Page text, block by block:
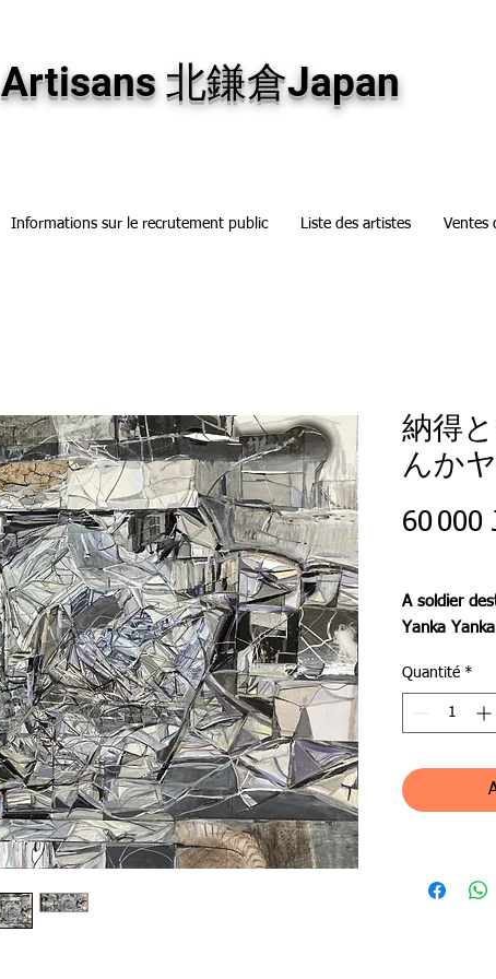
Artisans 北鎌倉Japan
Informations sur le recrutement public Liste des artistes Ventes
納得
んか
60 000
A soldier
Yanka Yanka
具象画と抽
Between
●作家名：や
●ジャンル
●額外サイ
Quantité *